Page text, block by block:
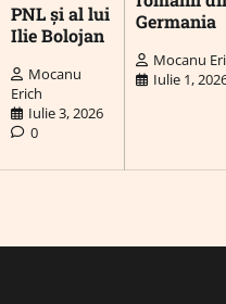
PNL și al lui
Ilie Bolojan
Mocanu
Erich
Iulie 3, 2026
0
Germania
Mocanu
Iulie 1,